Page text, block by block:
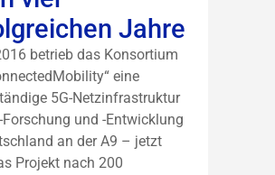
Jahre
betrieb das Konsortium
eine
5G-Netzinfrastruktur
Forschung und -Entwicklung
an der A9 – jetzt
Projekt nach 200